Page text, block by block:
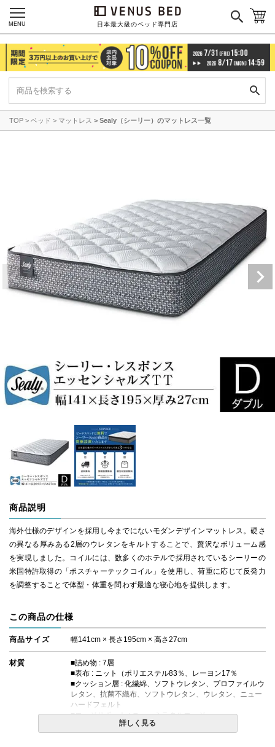
日本最大級のベッド専門店
MENU
TOP ベッド マットレス Sealy（シーリー）のマットレス一覧
商品説明
海外仕様のデザインを採用し今までにないモダンデザインマットレス。硬さ
の異なる厚みある2層のウレタンをキルトすることで、贅沢なボリューム感
を実現しました。コイルには、数多くのホテルで採用されているシーリーの
米国特許取得の「ポスチャーテックコイル」を使用し、荷重に応じて反発力
を調整することで体型・体重を問わず最適な寝心地を提供します。
この商品の仕様
商品サイズ 幅141cm × 長さ195cm × 高さ27cm
材質
■詰め物 : 7層
■表布 : ニット（ポリエステル83％、レーヨン17％
■クッション層 : 化繊綿、ソフトウレタン、プロファイルウ
レタン、抗菌不織布、ソフトウレタン、ウレタン、ニュー
ハードフェルト
■エッジサポート : ニューミラクルエッジ
■対応ボックスシーツ : H35タイプ
詳しく見る